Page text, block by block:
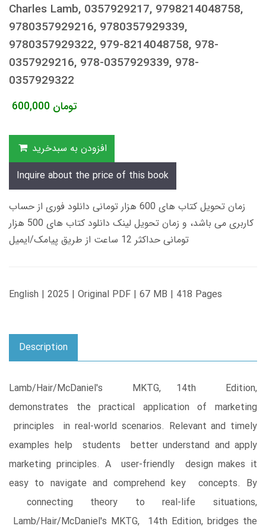
Charles Lamb, 0357929217, 9798214048758,
9780357929216, 9780357929339,
9780357929322, 979-8214048758, 978-
0357929216, 978-0357929339, 978-
0357929322
600,000 تومان
افزودن به سبدخرید
Inquire about the price of this book
زمان تحویل کتاب های 600 هزار تومانی دانلود فوری از حساب
کاربری می باشد، و زمان تحویل لینک دانلود کتاب های 500 هزار
تومانی حداکثر 12 ساعت از طریق پیامک/ایمیل
English | 2025 | Original PDF | 67 MB | 418 Pages
Description
Lamb/Hair/McDaniel's MKTG, 14th Edition,
demonstrates the practical application of marketing
principles in real-world scenarios. Relevant and timely
examples help students better understand and apply
marketing principles. A user-friendly design makes it
easy to navigate and comprehend key concepts. By
connecting theory to real-life situations,
Lamb/Hair/McDaniel's MKTG, 14th Edition, bridges the